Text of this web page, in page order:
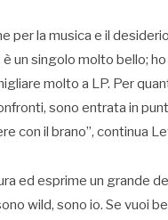
per la musica e il
un singolo molto bello;
molto a LP. Per
sono entrata in
con il brano”, continua
ed esprime un grande
wild, sono io. Se vuoi